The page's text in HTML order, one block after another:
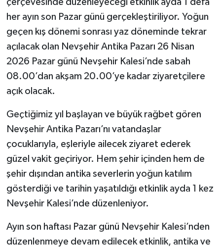
çerçevesinde düzenleyeceği etkinlik ayda 1 defa
her ayın son Pazar günü gerçekleştiriliyor. Yoğun
geçen kış dönemi sonrası yaz döneminde tekrar
açılacak olan Nevşehir Antika Pazarı 26 Nisan
2026 Pazar günü Nevşehir Kalesi’nde sabah
08.00’dan akşam 20.00’ye kadar ziyaretçilere
açık olacak.
Geçtiğimiz yıl başlayan ve büyük rağbet gören
Nevşehir Antika Pazarı’nı vatandaşlar
çocuklarıyla, eşleriyle ailecek ziyaret ederek
güzel vakit geçiriyor. Hem şehir içinden hem de
şehir dışından antika severlerin yoğun katılım
gösterdiği ve tarihin yaşatıldığı etkinlik ayda 1 kez
Nevşehir Kalesi’nde düzenleniyor.
Ayın son haftası Pazar günü Nevşehir Kalesi’nden
düzenlenmeye devam edilecek etkinlik, antika ve